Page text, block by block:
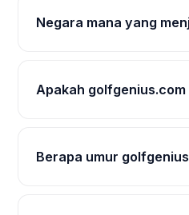
Negara mana yang
Apakah golfgenius.com
Berapa umur